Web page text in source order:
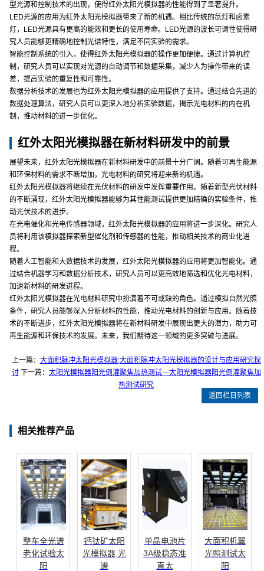
型光源和控制技术的出现，使得红外太阳光模拟器的性能得到了显著提升。
LED光源的应用为红外太阳光模拟器带来了新的机遇。相比传统的氙灯和卤素
灯，LED光源具有更高的能效和更长的使用寿命。LED光源的波长可调性使得研
究人员能够更精确地控制光谱特性，满足不同实验的需求。
智能控制系统的引入，使得红外太阳光模拟器的操作更加便捷。通过计算机控
制，研究人员可以实现对光源的自动调节和数据采集，减少人为操作带来的误
差，提高实验的重复性和可靠性。
数据分析技术的发展也为红外太阳光模拟器的应用提供了支持。通过结合先进的
数据处理算法，研究人员可以更深入地分析实验数据，揭示光电材料的内在机
制，推动材料的进一步优化。
红外太阳光模拟器在新材料研发中的前景
展望未来，红外太阳光模拟器在新材料研发中的前景十分广阔。随着可再生能源
和环保材料的需求不断增加，光电材料的研究将迎来新的机遇。
红外太阳光模拟器将继续在光伏材料的研发中发挥重要作用。随着新型光伏材料
的不断涌现，红外太阳光模拟器能够为其性能测试提供更加精确的实验条件，推
动光伏技术的进步。
在光电催化和光电传感器领域，红外太阳光模拟器的应用将进一步深化。研究人
员将利用该模拟器探索新型催化剂和传感器的性能，推动相关技术的商业化进
程。
随着人工智能和大数据技术的发展，红外太阳光模拟器的应用将更加智能化。通
过结合机器学习和数据分析技术，研究人员可以更高效地筛选和优化光电材料，
加速新材料的研发进程。
红外太阳光模拟器在光电材料研究中扮演着不可或缺的角色。通过模拟自然光照
条件，研究人员能够深入分析材料的性能，推动光电材料的创新与应用。随着技
术的不断进步，红外太阳光模拟器将在新材料研发中展现出更大的潜力，助力可
再生能源和环保技术的发展。未来，我们期待这一领域的更多突破与进展。
上一篇： 大面积脉冲太阳光模拟器;大面积脉冲太阳光模拟器的设计与应用研究探
讨下一篇： 太阳光模拟器阳光倒灌聚焦加热测试—太阳光模拟器阳光倒灌聚焦加
热测试研究
返回栏目列表
相关推荐产品
整车全光谱
老化试验太
阳
钙钛矿太阳
光模拟器,光
谱
单晶电池片
3A级稳态准
直太
大面积机翼
光照测试太
阳